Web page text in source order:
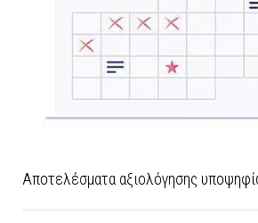
Αποτελέσματα αξιολόγησης